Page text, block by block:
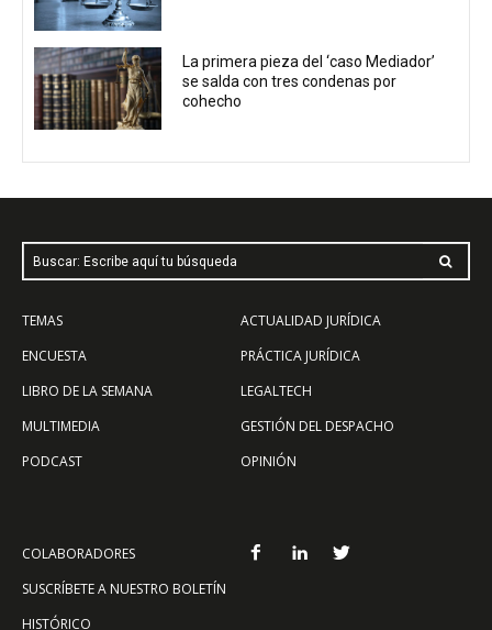
La primera pieza del ‘caso Mediador’
se salda con tres condenas por
cohecho
Buscar: Escribe aquí tu búsqueda
TEMAS
ENCUESTA
LIBRO DE LA SEMANA
MULTIMEDIA
PODCAST
ACTUALIDAD JURÍDICA
PRÁCTICA JURÍDICA
LEGALTECH
GESTIÓN DEL DESPACHO
OPINIÓN
COLABORADORES
SUSCRÍBETE A NUESTRO BOLETÍN
HISTÓRICO